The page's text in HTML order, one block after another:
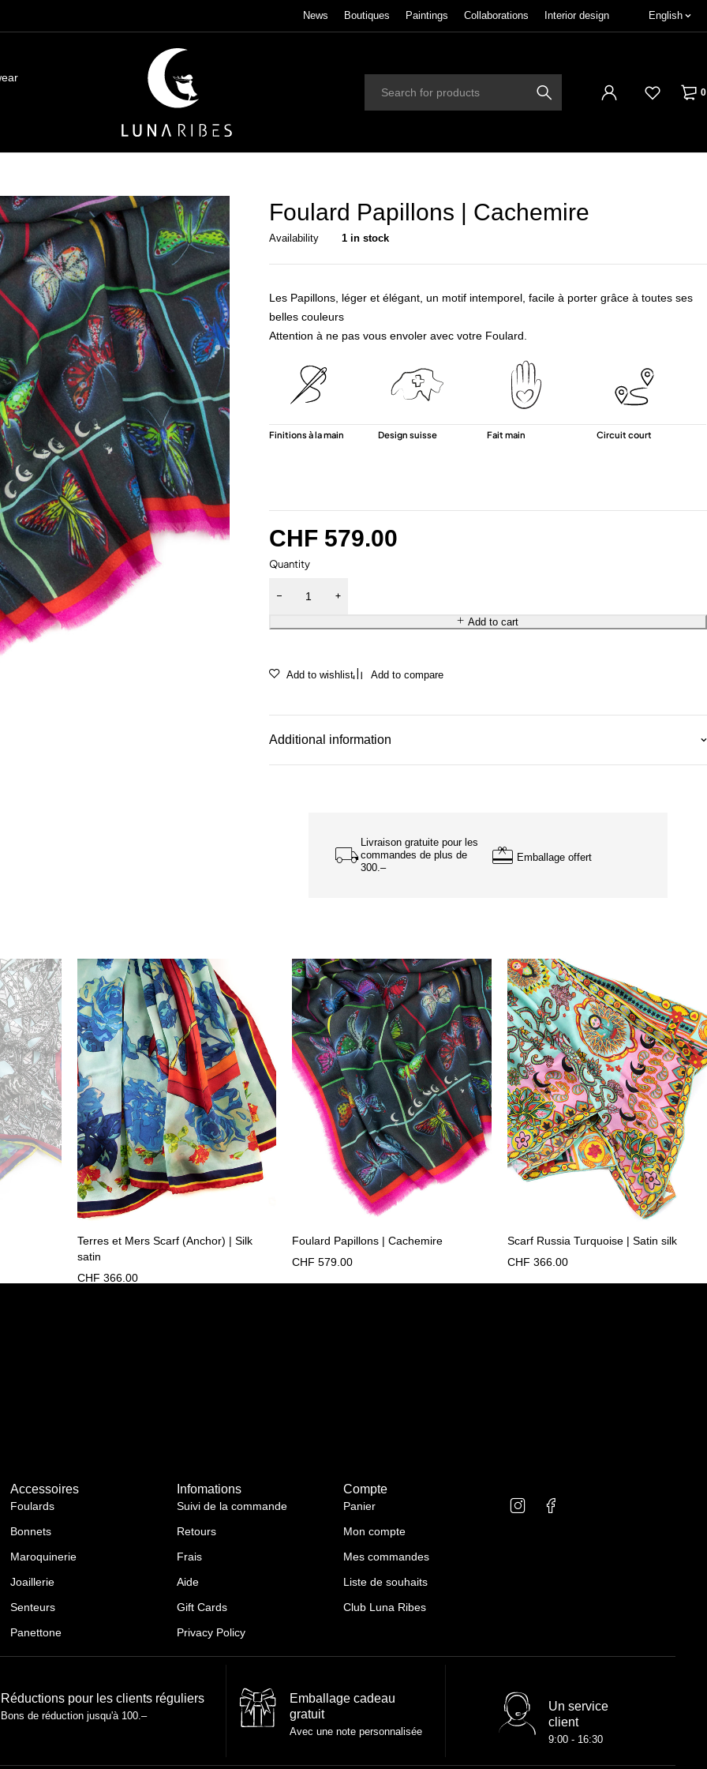
News Boutiques Paintings Collaborations Interior design English
0
Foulard Papillons | Cachemire
Availability 1 in stock
Les Papillons, léger et élégant, un motif intemporel, facile à porter grâce à toutes ses
belles couleurs
Attention à ne pas vous envoler avec votre Foulard.
Finitions à la main Design suisse Fait main Circuit court
CHF 579.00
Quantity
Add to cart
Additional information
Livraison gratuite pour les
commandes de plus de
300.–
Emballage offert
Terres et Mers Scarf (Anchor) | Silk
satin
CHF 366.00
Foulard Papillons | Cachemire
CHF 579.00
Scarf Russia Turquoise | Satin silk
CHF 366.00
Accessoires
Foulards
Bonnets
Maroquinerie
Joaillerie
Senteurs
Panettone
Infomations
Suivi de la commande
Retours
Frais
Aide
Gift Cards
Privacy Policy
Compte
Panier
Mon compte
Mes commandes
Liste de souhaits
Club Luna Ribes
Réductions pour les clients réguliers
Bons de réduction jusqu'à 100.–
Emballage cadeau
gratuit
Avec une note personnalisée
Un service
client
9:00 - 16:30